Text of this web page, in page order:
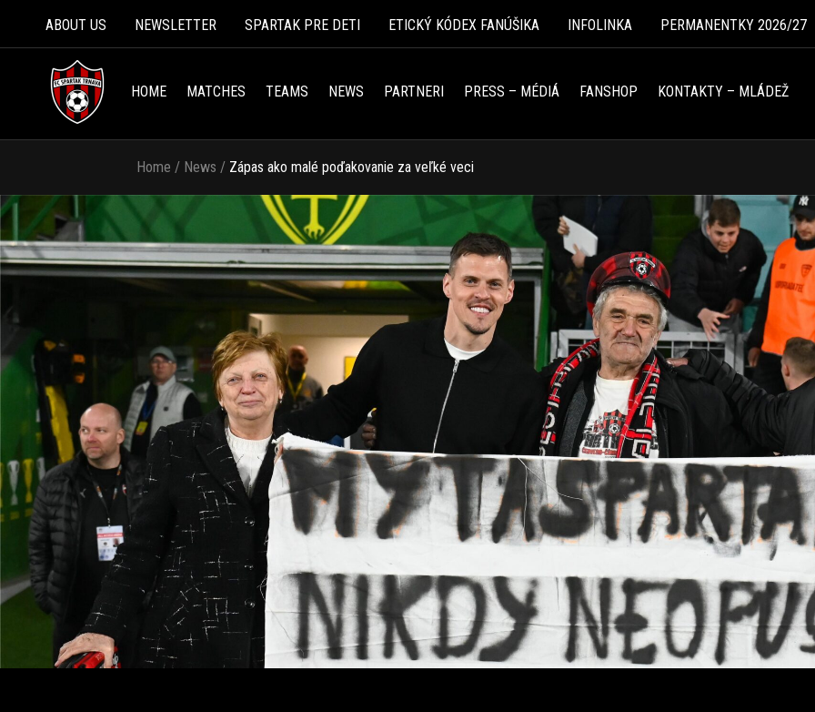
ABOUT US NEWSLETTER SPARTAK PRE DETI ETICKÝ KÓDEX FANÚŠIKA INFOLINKA PERMANENTKY 2026/27
HOME MATCHES TEAMS NEWS PARTNERI PRESS – MÉDIÁ FANSHOP KONTAKTY – MLÁDEŽ
Home / News / Zápas ako malé poďakovanie za veľké veci